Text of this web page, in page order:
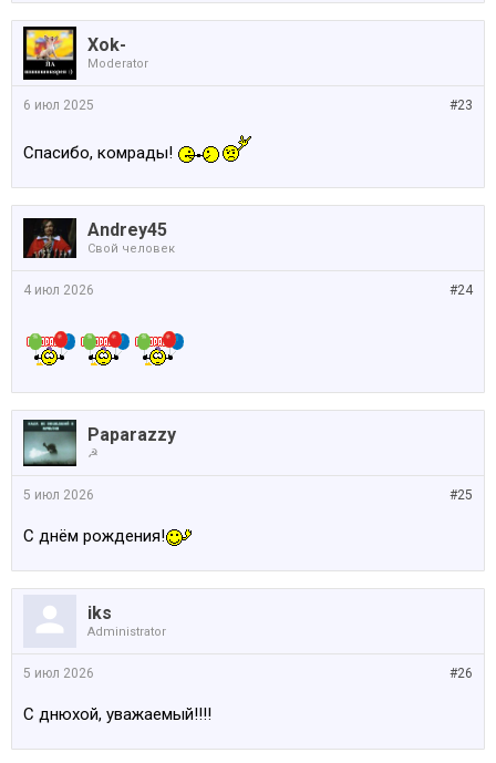
Xok-
Moderator
#23
6 июл 2025
Спасибо, комрады!
Andrey45
Свой человек
#24
4 июл 2026
Paparazzy
☭
#25
5 июл 2026
С днём рождения!
iks
Administrator
#26
5 июл 2026
C днюхой, уважаемый!!!!